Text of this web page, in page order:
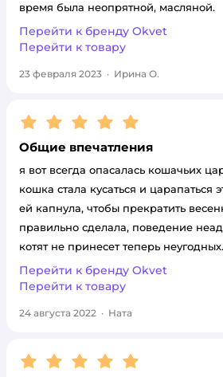
время была неопрятной, масляной.
Перейти к бренду Okvet
Перейти к товару
23 февраля 2023 · Ирина О.
Рейтинг:5
Общие впечатления
я вот всегда опасалась кошачьих
кошка стала кусаться и царапаться
ей капнула, чтобы прекратить
правильно сделала, поведение
котят не принесет теперь неугодных.
Перейти к бренду Okvet
Перейти к товару
24 августа 2022 · Ната
Рейтинг:5